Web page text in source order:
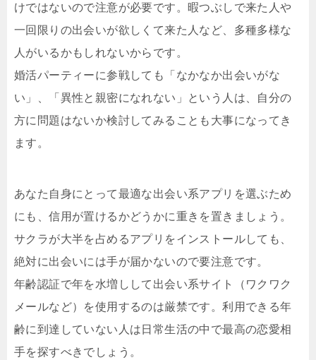
けではないので注意が必要です。暇つぶしで来た人や
一回限りの出会いが欲しくて来た人など、多種多様な
人がいるかもしれないからです。
婚活パーティーに参戦しても「なかなか出会いがな
い」、「異性と親密になれない」という人は、自分の
方に問題はないか検討してみることも大事になってき
ます。
あなた自身にとって最適な出会い系アプリを選ぶため
にも、信用が置けるかどうかに重きを置きましょう。
サクラが大半を占めるアプリをインストールしても、
絶対に出会いには手が届かないので要注意です。
年齢認証で年を水増しして出会い系サイト（ワクワク
メールなど）を使用するのは厳禁です。利用できる年
齢に到達していない人は日常生活の中で最高の恋愛相
手を探すべきでしょう。